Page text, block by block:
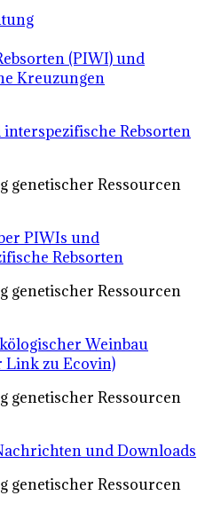
(PIWI) und
Kreuzungen
interspezifische Rebsorten
genetischer Ressourcen
PIWIs und
Rebsorten
genetischer Ressourcen
Weinbau
Link zu Ecovin)
genetischer Ressourcen
und Downloads
genetischer Ressourcen